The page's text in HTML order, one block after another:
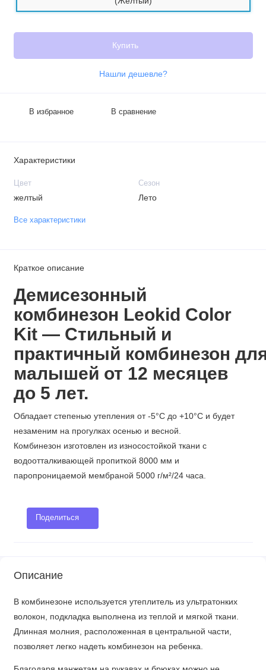
Купить
Нашли дешевле?
В избранное В сравнение
Характеристики
Цвет
желтый
Сезон
Лето
Все характеристики
Краткое описание
Демисезонный
комбинезон Leokid Color
Kit — Стильный и
практичный комбинезон
малышей от 12 месяцев
до 5 лет.
Обладает степенью утепления от -5°С до +10°С и будет
незаменим на прогулках осенью и весной.
Комбинезон изготовлен из износостойкой ткани с
водоотталкивающей пропиткой 8000 мм и
паропроницаемой мембраной 5000 г/м²/24 часа.
Поделиться
Описание
В комбинезоне используется утеплитель из ультратонких
волокон, подкладка выполнена из теплой и мягкой ткани.
Длинная молния, расположенная в центральной части,
позволяет легко надеть комбинезон на ребенка.